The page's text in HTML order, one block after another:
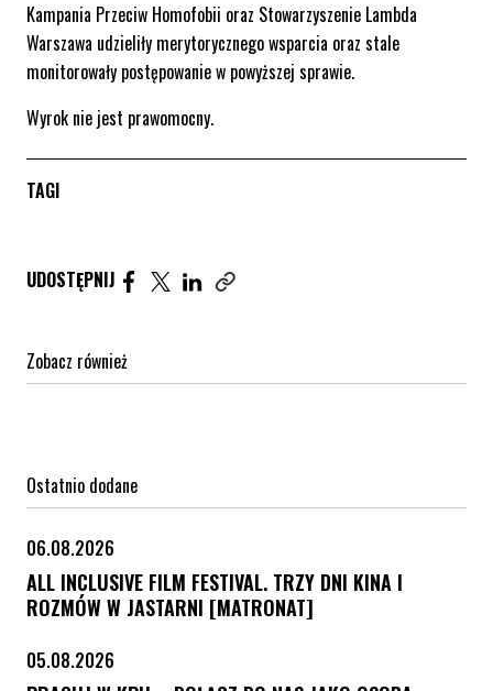
Kampania Przeciw Homofobii oraz Stowarzyszenie Lambda
Warszawa udzieliły merytorycznego wsparcia oraz stale
monitorowały postępowanie w powyższej sprawie.
Wyrok nie jest prawomocny.
TAGI
UDOSTĘPNIJ Udostępnij artykuł na Facebook. Strona otwiera się
Udostępnij artykuł na Twitter. Strona otwiera
Udostępnij artykuł na Linkedin. Strona
Zobacz również
Ostatnio dodane
06.08.2026
ALL INCLUSIVE FILM FESTIVAL. TRZY DNI KINA I
ROZMÓW W JASTARNI [MATRONAT]
05.08.2026